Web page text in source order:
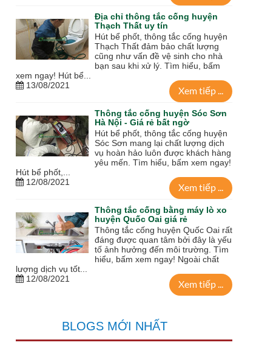
Địa chỉ thông tắc cống huyện
Thạch Thất uy tín
Hút bể phốt, thông tắc cống huyện
Thạch Thất đảm bảo chất lượng
cũng như vấn đề vệ sinh cho nhà
bạn sau khi xử lý. Tìm hiểu, bấm
xem ngay! Hút bể...
Xem tiếp ...
13/08/2021
Thông tắc cống huyện Sóc Sơn
Hà Nội - Giá rẻ bất ngờ
Hút bể phốt, thông tắc cống huyện
Sóc Sơn mang lại chất lượng dịch
vụ hoàn hảo luôn được khách hàng
yêu mến. Tìm hiểu, bấm xem ngay!
Hút bể phốt,...
Xem tiếp ...
12/08/2021
Thông tắc cống bằng máy lò xo
huyện Quốc Oai giá rẻ
Thông tắc cống huyện Quốc Oai rất
đáng được quan tâm bởi đây là yếu
tố ảnh hưởng đến môi trường. Tìm
hiểu, bấm xem ngay! Ngoài chất
lượng dịch vụ tốt...
Xem tiếp ...
12/08/2021
BLOGS MỚI NHẤT